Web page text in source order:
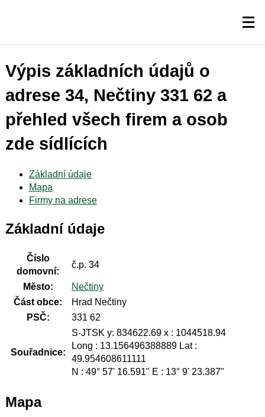
Výpis základních údajů o
adrese 34, Nečtiny 331 62 a
přehled všech firem a osob
zde sídlících
Základní údaje
Mapa
Firmy na adrese
Základní údaje
Číslo
domovní:
č.p. 34
Město:
Nečtiny
Část obce:
Hrad Nečtiny
PSČ:
331 62
Souřadnice:
S-JTSK y: 834622.69 x : 1044518.94
Long : 13.156496388889 Lat :
49.954608611111
N : 49° 57' 16.591" E : 13° 9' 23.387"
Mapa